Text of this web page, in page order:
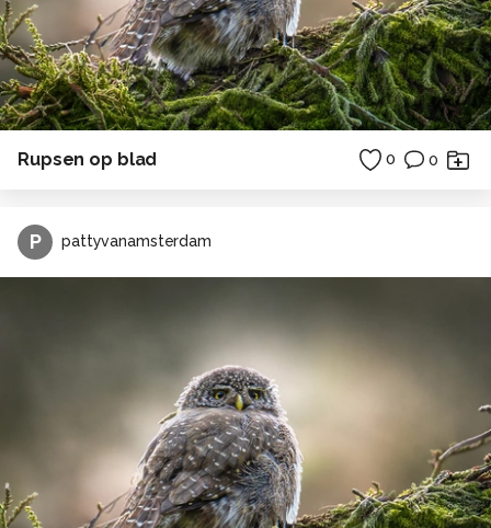
Rupsen op blad 0 0
P pattyvanamsterdam